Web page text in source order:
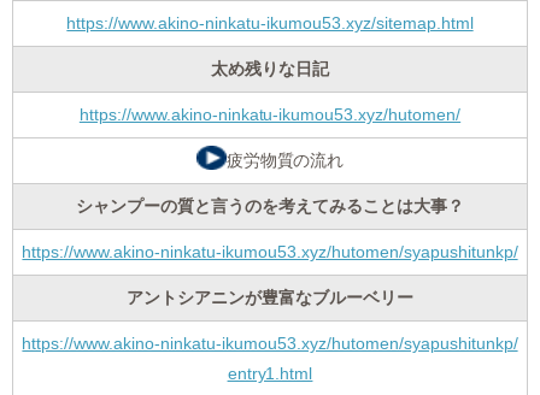
https://www.akino-ninkatu-ikumou53.xyz/sitemap.html
太め残りな日記
https://www.akino-ninkatu-ikumou53.xyz/hutomen/
疲労物質の流れ
シャンプーの質と言うのを考えてみることは大事？
https://www.akino-ninkatu-ikumou53.xyz/hutomen/syapushitunkp/
アントシアニンが豊富なブルーベリー
https://www.akino-ninkatu-ikumou53.xyz/hutomen/syapushitunkp/
entry1.html